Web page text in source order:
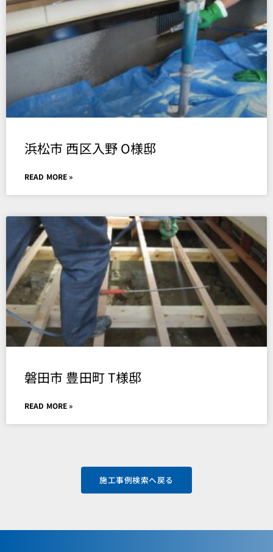
浜松市 西区入野 O様邸
READ MORE »
磐田市 豊田町 T様邸
READ MORE »
施工事例検索へ戻る